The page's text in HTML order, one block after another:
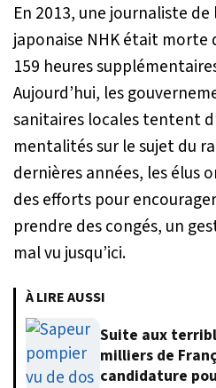
En 2013, une journaliste
japonaise NHK était morte
159 heures
Aujourd’hui, les
sanitaires locales tentent
mentalités sur le sujet du
dernières années, les élus
des efforts pour
prendre des congés, un
mal vu jusqu’ici.
À LIRE AUSSI
Suite aux
milliers de
candidature